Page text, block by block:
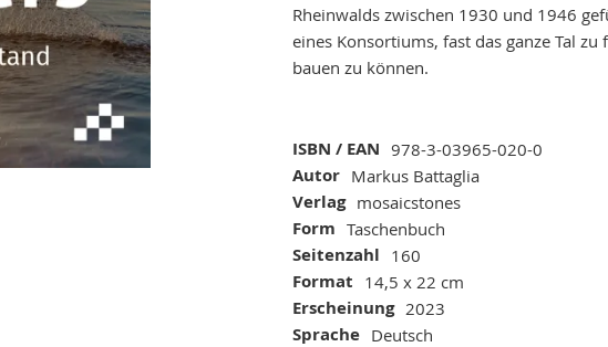
Rheinwalds zwischen 1930 und 1946
eines Konsortiums, fast das ganze Tal
bauen zu können.
Mehr
Informationen
ISBN / EAN 978-3-03965-020-0
Autor Markus Battaglia
Verlag mosaicstones
Form Taschenbuch
Seitenzahl 160
Format 14,5 x 22 cm
Erscheinung 2023
Sprache Deutsch